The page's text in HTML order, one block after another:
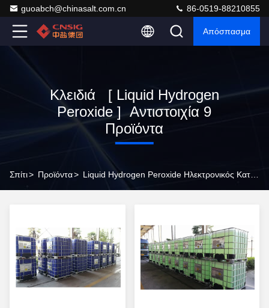
guoabch@chinasalt.com.cn 86-0519-88210855
Απόσπασμα
Κλειδιά [ Liquid Hydrogen
Peroxide ] Αντιστοιχία 9
Προϊόντα
Σπίτι> Προϊόντα>